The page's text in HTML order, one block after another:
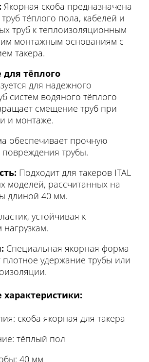
Якорная скоба предназначена
тёплого пола, кабелей и
труб к теплоизоляционным
монтажным основаниям с
такера.
тёплого
для надежного
систем водяного тёплого
смещение труб при
и монтаже.
обеспечивает прочную
трубы.
Подходит для такеров ITAL
моделей, рассчитанных на
длиной 40 мм.
устойчивая к
Специальная якорная форма
плотное удержание трубы или
характеристики:
скоба якорная для такера
тёплый пол
40 мм